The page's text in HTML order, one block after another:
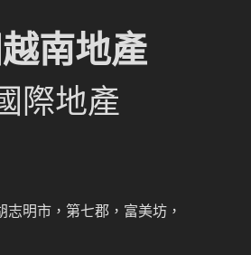
南地產
際地產
志明市，第七郡，富美坊，